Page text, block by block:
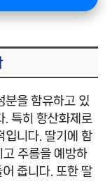
분을 함유하고 있
. 특히 항산화제로
입니다. 딸기에 함
주름을 예방하
줍니다. 또한 딸